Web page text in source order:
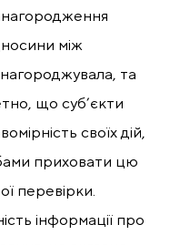
між
та
що суб’єкти
своїх дій,
приховати цю
перевірки.
інформації про